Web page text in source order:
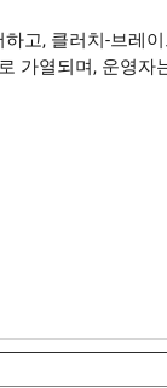
고, 클러치-브레
가열되며, 운영